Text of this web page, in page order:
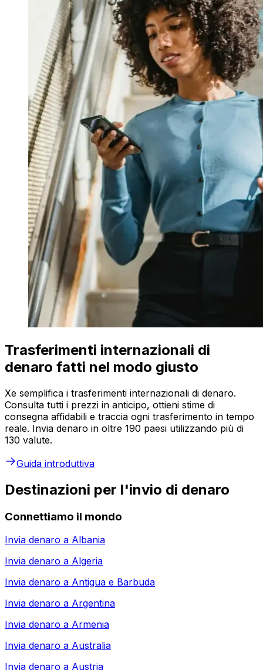
Trasferimenti internazionali di
denaro fatti nel modo giusto
Xe semplifica i trasferimenti internazionali di denaro.
Consulta tutti i prezzi in anticipo, ottieni stime di
consegna affidabili e traccia ogni trasferimento in tempo
reale. Invia denaro in oltre 190 paesi utilizzando più di
130 valute.
Guida introduttiva
Destinazioni per l'invio di denaro
Connettiamo il mondo
Invia denaro a Albania
Invia denaro a Algeria
Invia denaro a Antigua e Barbuda
Invia denaro a Argentina
Invia denaro a Armenia
Invia denaro a Australia
Invia denaro a Austria